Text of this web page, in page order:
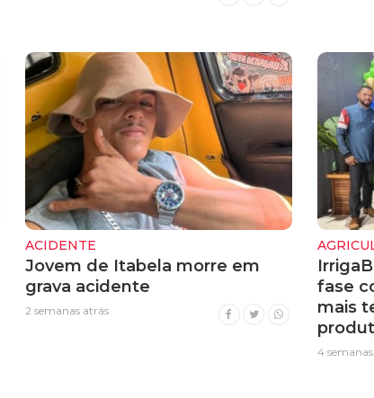
ACIDENTE
Jovem de Itabela morre em
grava acidente
2 semanas atrás
fase
mais
4